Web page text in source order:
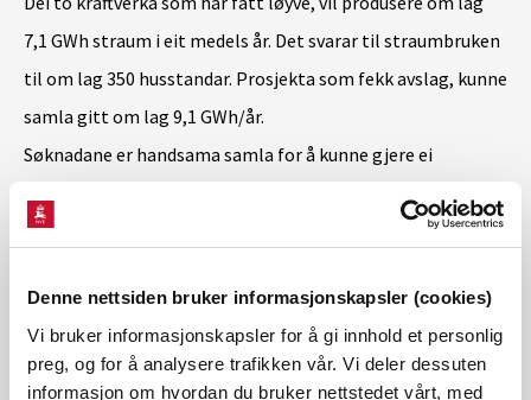
Denne nettsiden bruker informasjonskapsler (cookies)
Vi bruker informasjonskapsler for å gi innhold et personlig
preg, og for å analysere trafikken vår. Vi deler dessuten
informasjon om hvordan du bruker nettstedet vårt, med
7,1 GWh straum i eit medels år. Det svarar til straumbruken
til om lag 350 husstandar. Prosjekta som fekk avslag, kunne
samla gitt om lag 9,1 GWh/år.
Søknadane er handsama samla for å kunne gjere ei
Alle prosjekta ligg i Guddalsvassdraget, som ble verna i
Verknad på verneverdiane har vore det viktigaste tema i
NVEs vurdering. Verneverdiane er mellom anna knytt til
vassdraget si verdi som type- og referansevassdrag,